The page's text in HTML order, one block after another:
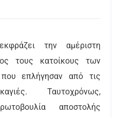
την αμέριστη
τους κατοίκους των
επλήγησαν από τις
Ταυτοχρόνως,
αποστολής